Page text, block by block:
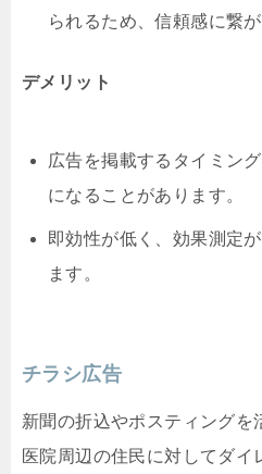
られるため、信頼感に繋が
デメリット
広告を掲載するタイミン
になることがあります。
即効性が低く、効果測定
ます。
チラシ広告
新聞の折込やポスティングを
医院周辺の住民に対してダイ